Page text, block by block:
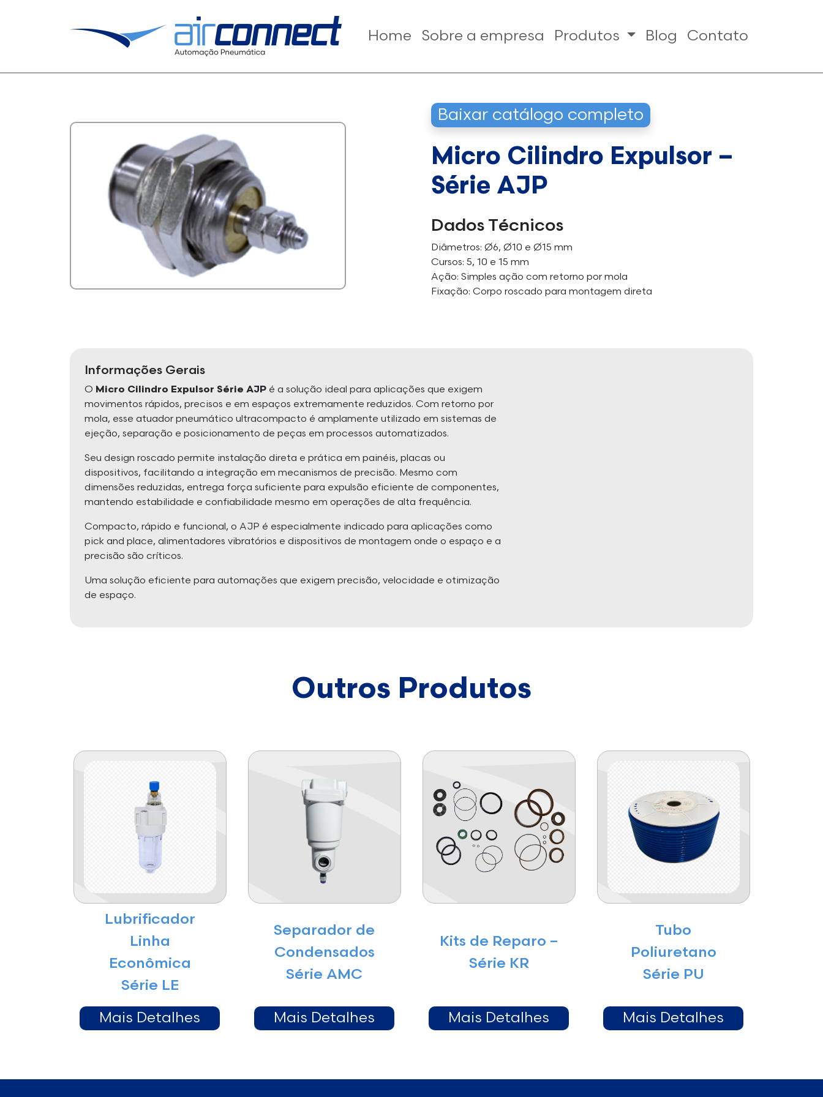
Home Sobre a empresa Produtos Blog Contato
Baixar catálogo completo
Micro Cilindro Expulsor –
Série AJP
Dados Técnicos
Diâmetros: Ø6, Ø10 e Ø15 mm
Cursos: 5, 10 e 15 mm
Ação: Simples ação com retorno por mola
Fixação: Corpo roscado para montagem direta
Informações Gerais
O Micro Cilindro Expulsor Série AJP é a solução ideal para aplicações que exigem
movimentos rápidos, precisos e em espaços extremamente reduzidos. Com retorno por
mola, esse atuador pneumático ultracompacto é amplamente utilizado em sistemas de
ejeção, separação e posicionamento de peças em processos automatizados.
Seu design roscado permite instalação direta e prática em painéis, placas ou
dispositivos, facilitando a integração em mecanismos de precisão. Mesmo com
dimensões reduzidas, entrega força suficiente para expulsão eficiente de componentes,
mantendo estabilidade e confiabilidade mesmo em operações de alta frequência.
Compacto, rápido e funcional, o AJP é especialmente indicado para aplicações como
pick and place, alimentadores vibratórios e dispositivos de montagem onde o espaço e a
precisão são críticos.
Uma solução eficiente para automações que exigem precisão, velocidade e otimização
de espaço.
Outros Produtos
Lubrificador
Linha
Econômica
Série LE
Mais Detalhes
Separador de
Condensados
Série AMC
Mais Detalhes
Kits de Reparo –
Série KR
Mais Detalhes
Tubo
Poliuretano
Série PU
Mais Detalhes